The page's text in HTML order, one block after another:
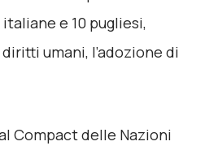
e 10 pugliesi,
umani, l’adozione di
Compact delle Nazioni